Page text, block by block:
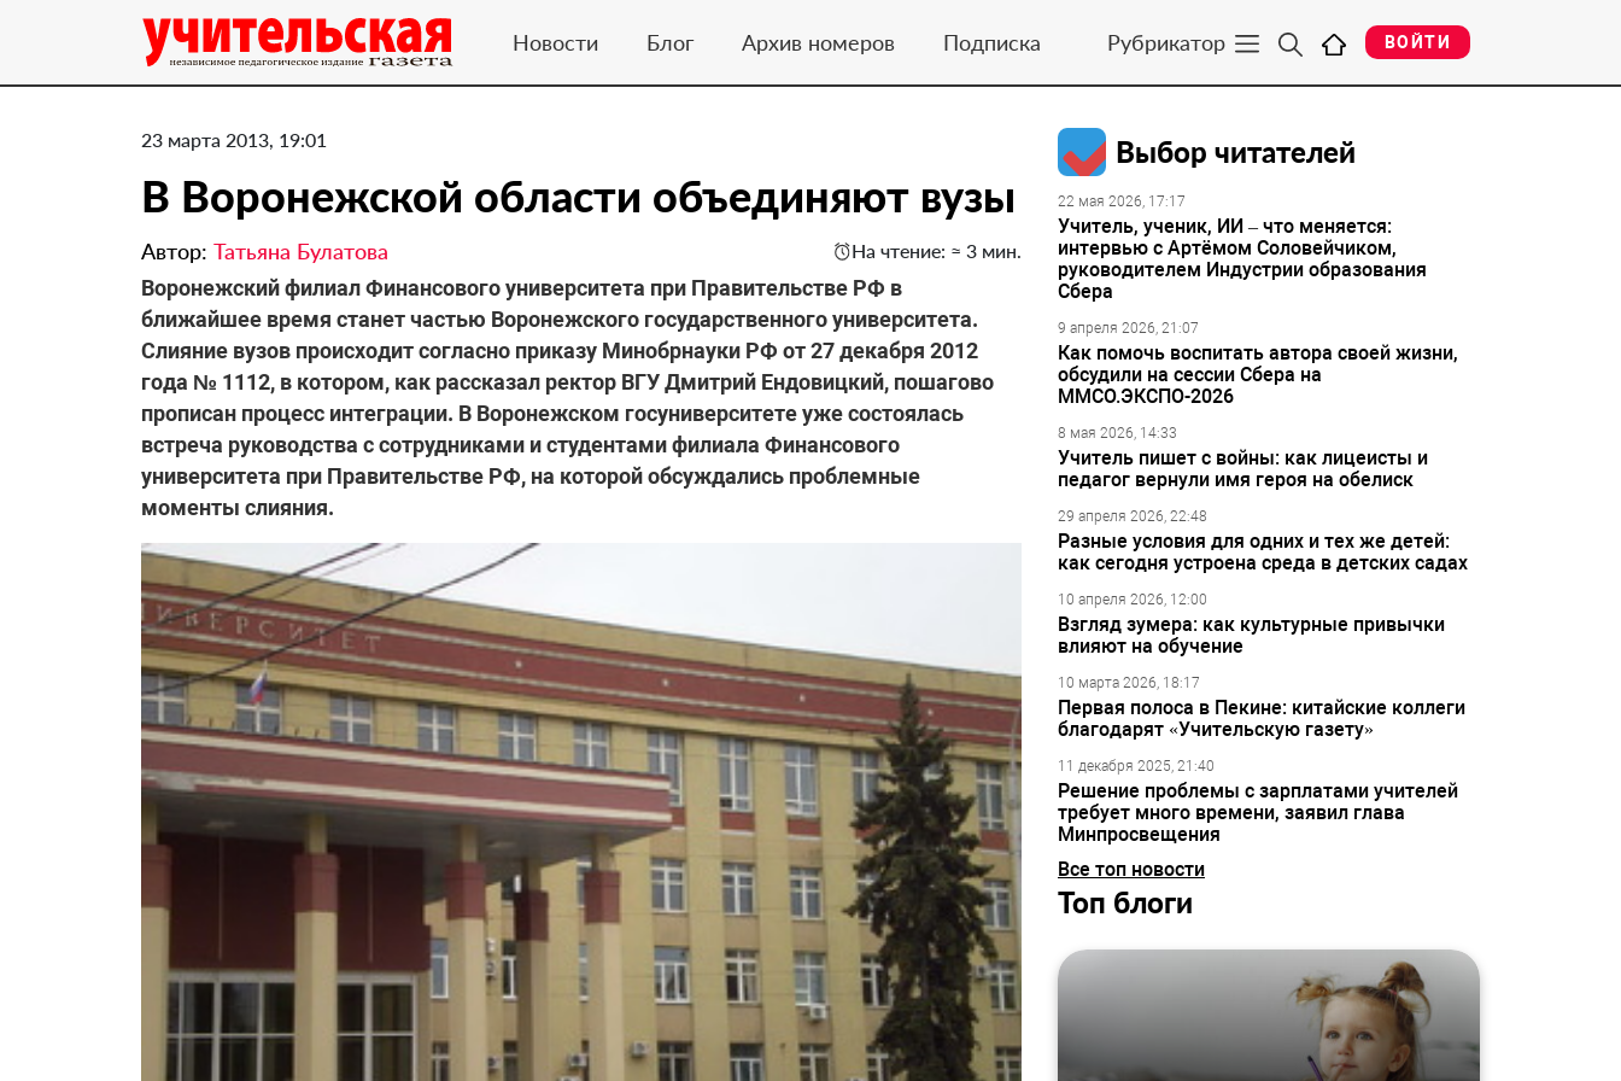
Новости Блог Архив номеров Подписка Рубрикатор ВОЙТИ
23 марта 2013, 19:01
В Воронежской области объединяют вузы
Автор: Татьяна Булатова На чтение: ≈ 3 мин.
Воронежский филиал Финансового университета при Правительстве РФ в
ближайшее время станет частью Воронежского государственного университета.
Слияние вузов происходит согласно приказу Минобрнауки РФ от 27 декабря 2012
года № 1112, в котором, как рассказал ректор ВГУ Дмитрий Ендовицкий, пошагово
прописан процесс интеграции. В Воронежском госуниверситете уже состоялась
встреча руководства с сотрудниками и студентами филиала Финансового
университета при Правительстве РФ, на которой обсуждались проблемные
моменты слияния.
Выбор читателей
22 мая 2026, 17:17
Учитель, ученик, ИИ – что меняется:
интервью с Артёмом Соловейчиком,
руководителем Индустрии образования
Сбера
9 апреля 2026, 21:07
Как помочь воспитать автора своей жизни,
обсудили на сессии Сбера на
ММСО.ЭКСПО-2026
8 мая 2026, 14:33
Учитель пишет с войны: как лицеисты и
педагог вернули имя героя на обелиск
29 апреля 2026, 22:48
Разные условия для одних и тех же детей:
как сегодня устроена среда в детских садах
10 апреля 2026, 12:00
Взгляд зумера: как культурные привычки
влияют на обучение
10 марта 2026, 18:17
Первая полоса в Пекине: китайские коллеги
благодарят «Учительскую газету»
11 декабря 2025, 21:40
Решение проблемы с зарплатами учителей
требует много времени, заявил глава
Минпросвещения
Все топ новости
Топ блоги